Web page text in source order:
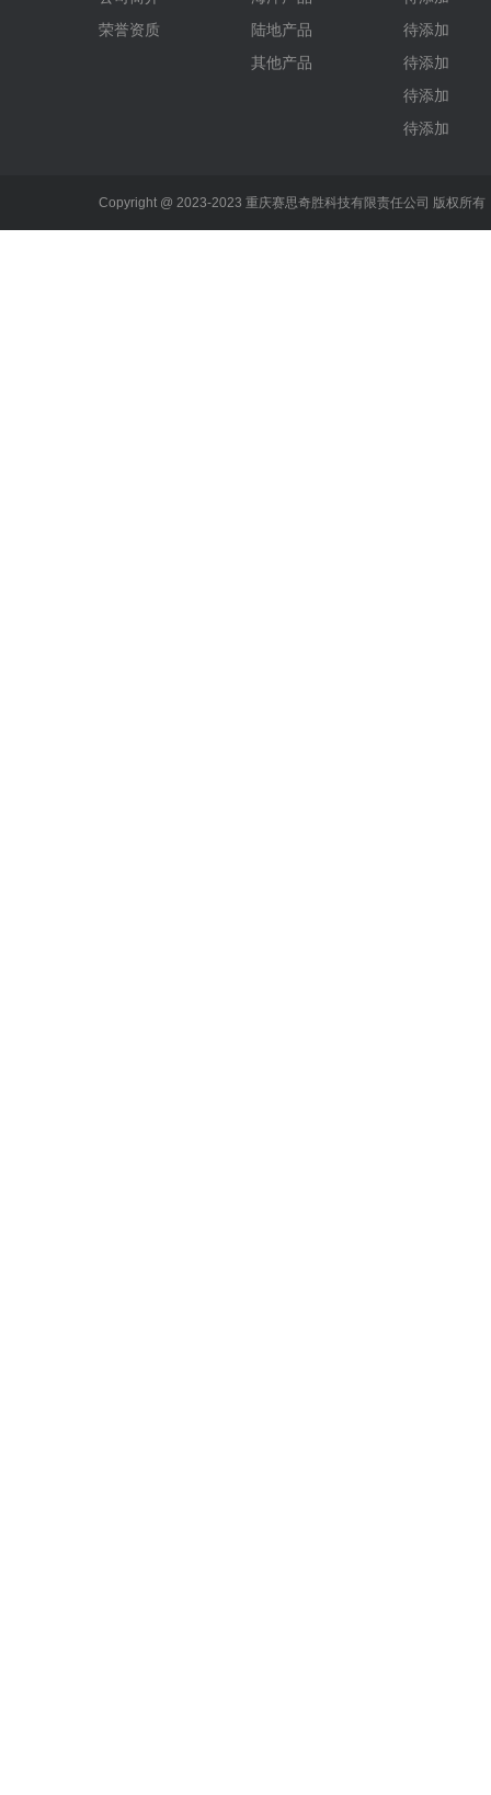
荣誉资质
陆地产品
其他产品
待添加
待添加
待添加
待添加
Copyright @ 2023-2023 重庆赛思奇胜科技有限责任公司 版权所